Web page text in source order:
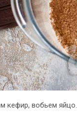
кефир, вобьем яйцо.